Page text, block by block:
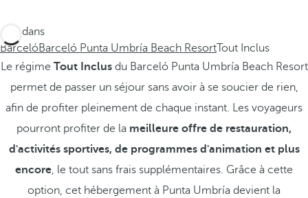
Ces dans
BarcelóBarceló Punta Umbría Beach ResortTout Inclus
Le régime Tout Inclusdu Barceló Punta Umbría Beach Resort
permet de passer un séjour sans avoir à se soucier de rien,
afin de profiter pleinement de chaque instant. Les voyageurs
pourront profiter de la meilleure offre de restauration,
d'activités sportives, de programmes d'animation et plus
encore, le tout sans frais supplémentaires. Grâce à cette
option, cet hébergement à Punta Umbría devient la